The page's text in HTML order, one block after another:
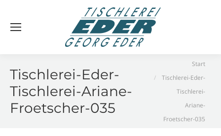
Tischlerei-Eder-
Tischlerei-Ariane-
Froetscher-035
Sie befinden sich hier:
Start
Tischlerei-Eder-
Tischlerei-
Ariane-
Froetscher-035